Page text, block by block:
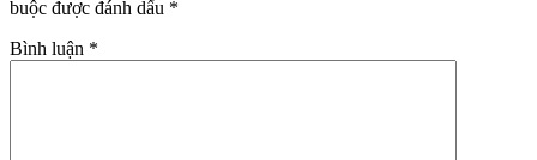
buộc được đánh dấu *
Bình luận *